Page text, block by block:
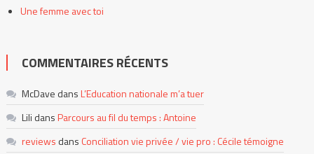
Une femme avec toi
COMMENTAIRES RÉCENTS
McDave dansL’Education nationale m’a tuer
Lili dansParcours au fil du temps : Antoine
reviews dans Conciliation vie privée / vie pro : Cécile témoigne